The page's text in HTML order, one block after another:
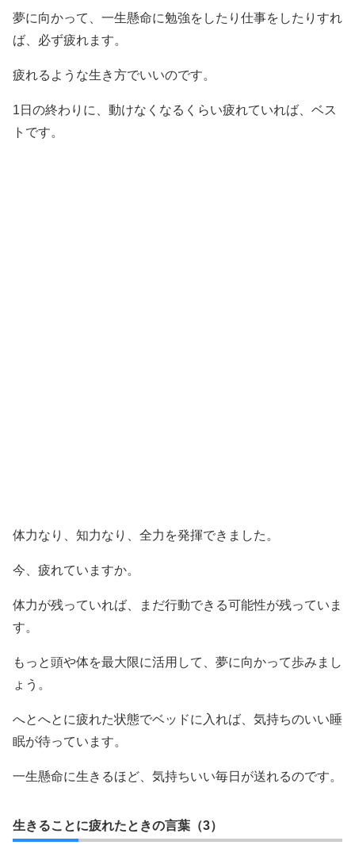
夢に向かって、一生懸命に勉強をしたり仕事をしたりすれ
ば、必ず疲れます。
疲れるような生き方でいいのです。
1日の終わりに、動けなくなるくらい疲れていれば、ベス
トです。
体力なり、知力なり、全力を発揮できました。
今、疲れていますか。
体力が残っていれば、まだ行動できる可能性が残っていま
す。
もっと頭や体を最大限に活用して、夢に向かって歩みまし
ょう。
へとへとに疲れた状態でベッドに入れば、気持ちのいい睡
眠が待っています。
一生懸命に生きるほど、気持ちいい毎日が送れるのです。
生きることに疲れたときの言葉（3）